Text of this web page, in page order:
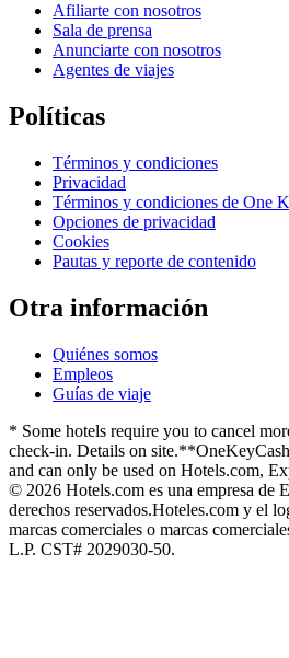
Afiliarte con nosotros
Sala de prensa
Anunciarte con nosotros
Agentes de viajes
Políticas
Términos y condiciones
Privacidad
Términos y condiciones de One
Opciones de privacidad
Cookies
Pautas y reporte de contenido
Otra información
Quiénes somos
Empleos
Guías de viaje
* Some hotels require you to cancel
check-in. Details on site.
and can only be used on Hotels.com,
© 2026 Hotels.com es una empresa de
derechos reservados.Hoteles.com y el
marcas comerciales o marcas
L.P. CST# 2029030-50.